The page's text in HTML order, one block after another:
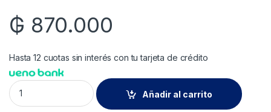
₲ 870.000
Hasta 12 cuotas sin interés con tu tarjeta de crédito
##Mimaki Lus-210/ Tinta Digital Uv Black 1L quantity
Añadir al carrito